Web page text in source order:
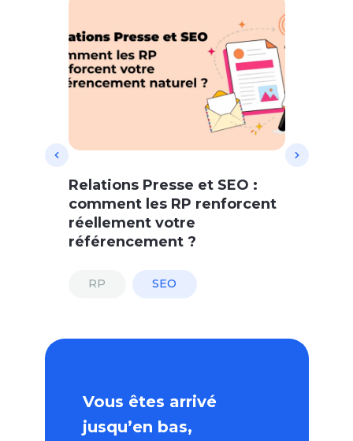
Relations Presse et SEO :
comment les RP renforcent
réellement votre
référencement ?
RP SEO
Vous êtes arrivé
jusqu’en bas,